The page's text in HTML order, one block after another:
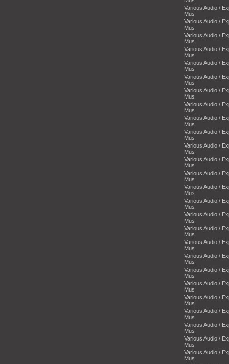
Various Audio /
Mus
Various Audio /
Mus
Various Audio /
Mus
Various Audio /
Mus
Various Audio /
Mus
Various Audio /
Mus
Various Audio /
Mus
Various Audio /
Mus
Various Audio /
Mus
Various Audio /
Mus
Various Audio /
Mus
Various Audio /
Mus
Various Audio /
Mus
Various Audio /
Mus
Various Audio /
Mus
Various Audio /
Mus
Various Audio /
Mus
Various Audio /
Mus
Various Audio /
Mus
Various Audio /
Mus
Various Audio /
Mus
Various Audio /
Mus
Various Audio /
Mus
Various Audio /
Mus
Various Audio /
Mus
Various Audio /
Mus